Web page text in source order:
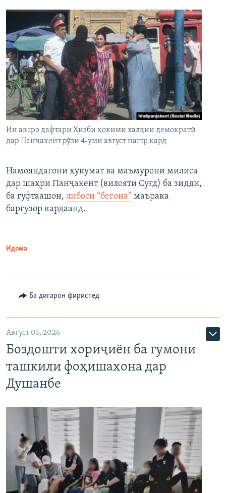
Ин аксро дафтари Ҳизби ҳокими халқии демократӣ
дар Панҷакент рӯзи 4-уми август нашр кард
Намояндагони ҳукумат ва маъмурони милиса
дар шаҳри Панҷакент (вилояти Суғд) ба зидди,
ба гуфтаашон, либоси “бегона” маърака
баргузор кардаанд.
Идома
Ба дигарон фиристед
Август 05, 2026
Боздошти хориҷиён ба гумони
ташкили фоҳишахона дар
Душанбе